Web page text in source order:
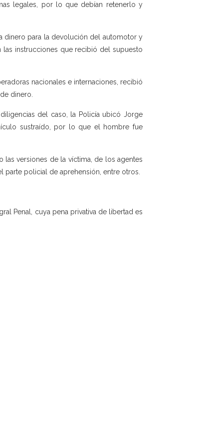
legales, por lo que debían retenerlo y
dinero para la devolución del automotor y
las instrucciones que recibió del supuesto
nacionales e internaciones, recibió
dinero.
del caso, la Policía ubicó Jorge
sustraído, por lo que el hombre fue
versiones de la víctima, de los agentes
parte policial de aprehensión, entre otros.
Penal, cuya pena privativa de libertad es